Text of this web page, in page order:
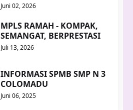
Juni 02, 2026
MPLS RAMAH - KOMPAK,
SEMANGAT, BERPRESTASI
Juli 13, 2026
INFORMASI SPMB SMP N 3
COLOMADU
Juni 06, 2025